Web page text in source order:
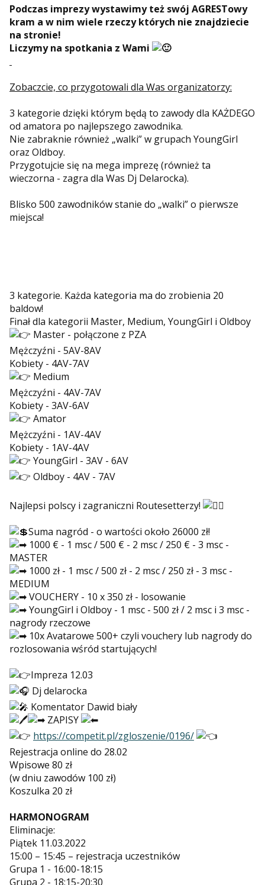
Podczas imprezy wystawimy też swój AGRESTowy
kram a w nim wiele rzeczy których nie znajdziecie
na stronie!
Liczymy na spotkania z Wami
Zobaczcie, co przygotowali dla Was organizatorzy:
3 kategorie dzięki którym będą to zawody dla KAŻDEGO
od amatora po najlepszego zawodnika.
Nie zabraknie również „walki” w grupach YoungGirl
oraz Oldboy.
Przygotujcie się na mega imprezę (również ta
wieczorna - zagra dla Was Dj Delarocka).
Blisko 500 zawodników stanie do „walki” o pierwsze
miejsca!
3 kategorie. Każda kategoria ma do zrobienia 20
baldow!
Finał dla kategorii Master, Medium, YoungGirl i Oldboy
Master - połączone z PZA
Mężczyźni - 5AV-8AV
Kobiety - 4AV-7AV
Medium
Mężczyźni - 4AV-7AV
Kobiety - 3AV-6AV
Amator
Mężczyźni - 1AV-4AV
Kobiety - 1AV-4AV
YoungGirl - 3AV - 6AV
Oldboy - 4AV - 7AV
Najlepsi polscy i zagraniczni Routesetterzy!
Suma nagród - o wartości około 26000 zł!
1000 € - 1 msc / 500 € - 2 msc / 250 € - 3 msc -
MASTER
1000 zł - 1 msc / 500 zł - 2 msc / 250 zł - 3 msc -
MEDIUM
VOUCHERY - 10 x 350 zł - losowanie
YoungGirl i Oldboy - 1 msc - 500 zł / 2 msc i 3 msc -
nagrody rzeczowe
10x Avatarowe 500+ czyli vouchery lub nagrody do
rozlosowania wśród startujących!
Impreza 12.03
Dj delarocka
Komentator Dawid biały
ZAPISY
https://competit.pl/zgloszenie/0196/
Rejestracja online do 28.02
Wpisowe 80 zł
(w dniu zawodów 100 zł)
Koszulka 20 zł
HARMONOGRAM
Eliminacje:
Piątek 11.03.2022
15:00 – 15:45 – rejestracja uczestników
Grupa 1 - 16:00-18:15
Grupa 2 - 18:15-20:30